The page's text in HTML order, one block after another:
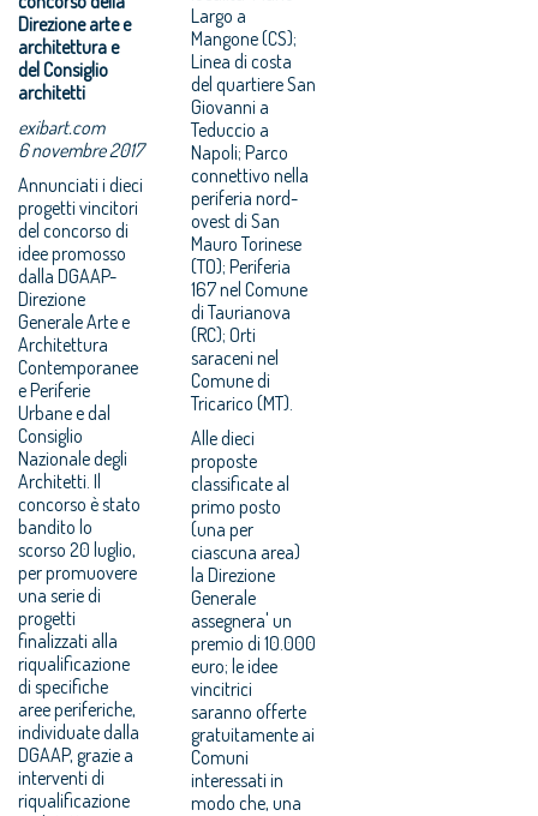
Direzione arte e
architettura e
del Consiglio
architetti
exibart.com
6 novembre 2017
Annunciati i dieci
progetti vincitori
del concorso di
idee promosso
dalla DGAAP-
Direzione
Generale Arte e
Architettura
Contemporanee
e Periferie
Urbane e dal
Consiglio
Nazionale degli
Architetti. Il
concorso è stato
bandito lo
scorso 20 luglio,
per promuovere
una serie di
progetti
finalizzati alla
riqualificazione
di specifiche
aree periferiche,
individuate dalla
DGAAP, grazie a
interventi di
riqualificazione
Largo a
Mangone (CS);
Linea di costa
del quartiere San
Giovanni a
Teduccio a
Napoli; Parco
connettivo nella
periferia nord-
ovest di San
Mauro Torinese
(TO); Periferia
167 nel Comune
di Taurianova
(RC); Orti
saraceni nel
Comune di
Tricarico (MT).
Alle dieci
proposte
classificate al
primo posto
(una per
ciascuna area)
la Direzione
Generale
assegnera' un
premio di 10.000
euro; le idee
vincitrici
saranno offerte
gratuitamente ai
Comuni
interessati in
modo che, una